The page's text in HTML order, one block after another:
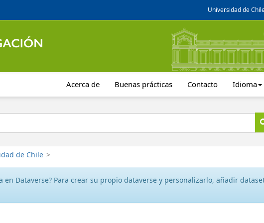
Universidad de
Acerca de Buenas prácticas Contacto Idioma
de Chile >
en Dataverse? Para crear su propio dataverse y personalizarlo, añadir